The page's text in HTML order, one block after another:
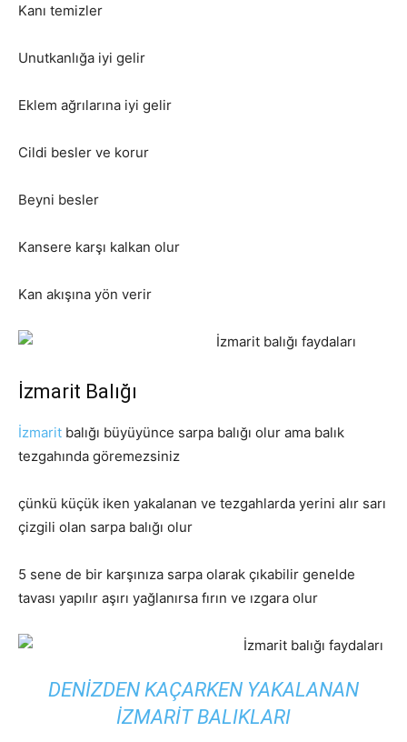
Kanı temizler
Unutkanlığa iyi gelir
Eklem ağrılarına iyi gelir
Cildi besler ve korur
Beyni besler
Kansere karşı kalkan olur
Kan akışına yön verir
İzmarit Balığı
İzmarit balığı büyüyünce sarpa balığı olur ama balık
tezgahında göremezsiniz
çünkü küçük iken yakalanan ve tezgahlarda yerini alır sarı
çizgili olan sarpa balığı olur
5 sene de bir karşınıza sarpa olarak çıkabilir genelde
tavası yapılır aşırı yağlanırsa fırın ve ızgara olur
DENIZDEN KAÇARKEN YAKALANAN
IZMARIT BALIKLARI